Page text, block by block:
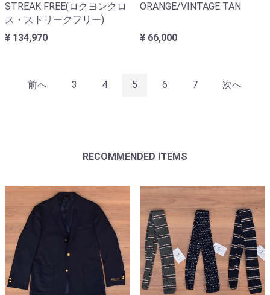
STREAK FREE(ロクヨンクロ
ス・ストリークフリー)
¥ 134,970
ORANGE/VINTAGE TAN
¥ 66,000
前へ 3 4 5 6 7 次へ
RECOMMENDED ITEMS